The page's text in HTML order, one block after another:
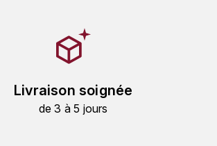
Livraison soignée
de 3 à 5 jours